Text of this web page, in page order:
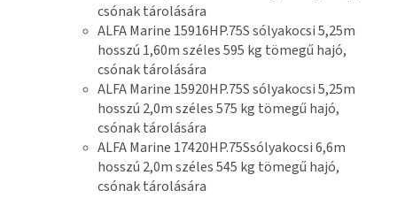
csónak tárolására
ALFA Marine 15916HP.75S sólyakocsi 5,25m
hosszú 1,60m széles 595 kg tömegű hajó,
csónak tárolására
ALFA Marine 15920HP.75S sólyakocsi 5,25m
hosszú 2,0m széles 575 kg tömegű hajó,
csónak tárolására
ALFA Marine 17420HP.75Ssólyakocsi 6,6m
hosszú 2,0m széles 545 kg tömegű hajó,
csónak tárolására